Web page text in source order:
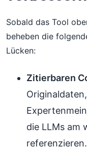
Sobald das Tool
beheben die
Lücken:
Zitierbaren
die LLMs am
referenzieren.